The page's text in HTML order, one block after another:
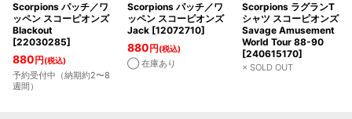
絞り込む
Scorpions パッチ／ワ
ッペン スコーピオンズ
Blackout
[22030285]
880 円 (税込)
予約受付中（納期約2〜8
週間）
Scorpions パッチ／ワ
ッペン スコーピオンズ
Jack [12072710]
880 円 (税込)
◯ 在庫あり
Scorpions ラグランT
シャツ スコーピオンズ
Savage Amusement
World Tour 88-90
[240615170]
× SOLD OUT